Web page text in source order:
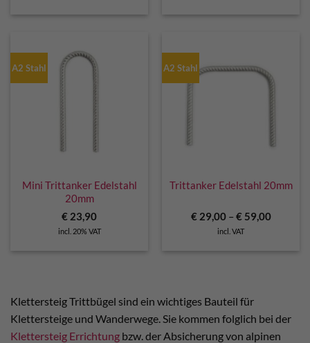
A2 Stahl
Mini Trittanker Edelstahl
20mm
€ 23,90
incl. 20% VAT
A2 Stahl
Trittanker Edelstahl 20mm
€29,00– €59,00
incl. VAT
Klettersteig Trittbügel sind ein wichtiges Bauteil für
Klettersteige und Wanderwege. Sie kommen folglich bei der
Klettersteig Errichtung bzw. der Absicherung von alpinen